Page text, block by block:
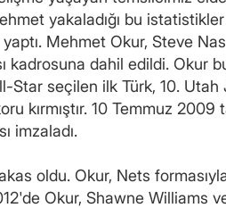
yakaladığı bu
Mehmet Okur, Steve
kadrosuna dahil edildi. Okur
Star seçilen ilk Türk, 10. Utah
kırmıştır. 10 Temmuz 2009
imzaladı.
oldu. Okur, Nets
Okur, Shawne Williams